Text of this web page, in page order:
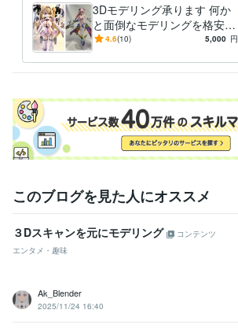
3Dモデリング承ります 何か
と面倒なモデリングを格安
で、承ります。
4.6(10) 5,000 円
このブログを見た人にオススメ
３Dスキャンを元にモデリング
コンテンツ
エンタメ・趣味
Ak_Blender
2025/11/24 16:40